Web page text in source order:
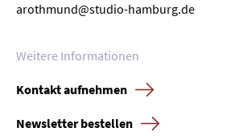
arothmund@studio-hamburg.de
Weitere Informationen
Kontakt aufnehmen
Newsletter bestellen
Unternehmen
Presse
Karriere